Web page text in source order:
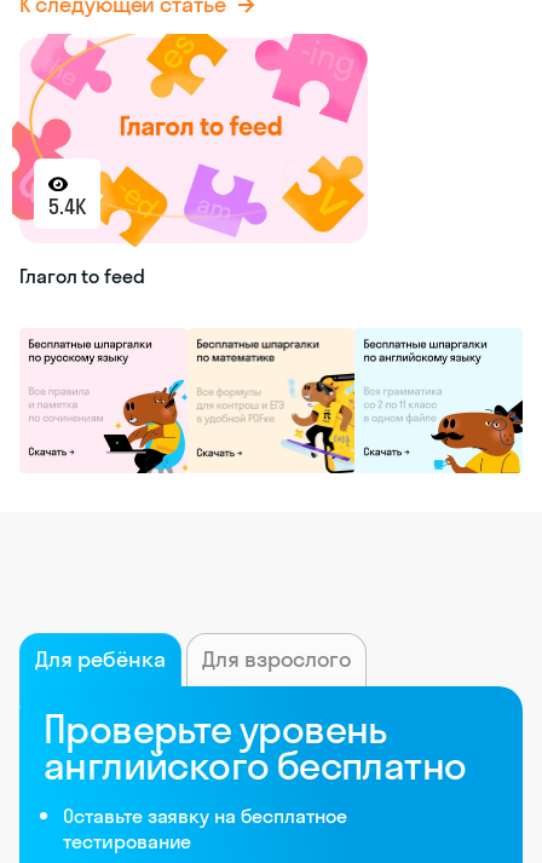
5.4K
Глагол to feed
Для ребёнка Для взрослого
Проверьте уровень
английского бесплатно
Оставьте заявку на бесплатное
тестирование